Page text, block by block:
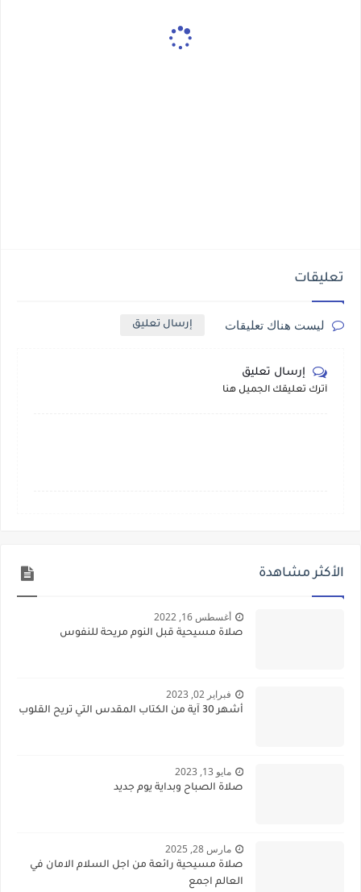
تعليقات
ليست هناك تعليقات إرسال تعليق
إرسال تعليق
أترك تعليقك الجميل هنا
الأكثر مشاهدة
أغسطس 16, 2022
صلاة مسيحية قبل النوم مريحة للنفوس
فبراير 02, 2023
أشهر 30 آية من الكتاب المقدس التي تريح القلوب
مايو 13, 2023
صلاة الصباح وبداية يوم جديد
مارس 28, 2025
صلاة مسيحية رائعة من اجل السلام الامان في
العالم اجمع